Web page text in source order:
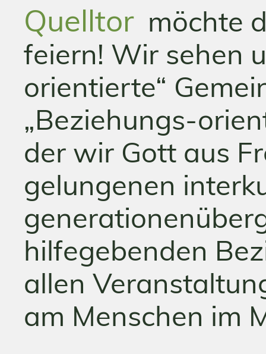
Quelltormöchte
feiern! Wir sehen
orientierte“
„Beziehungs-
der wir Gott aus
gelungenen
hilfegebenden
allen
am Menschen im